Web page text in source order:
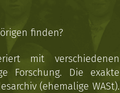
finden?
mit verschiedenen
Forschung. Die exakte
(ehemalige WASt).